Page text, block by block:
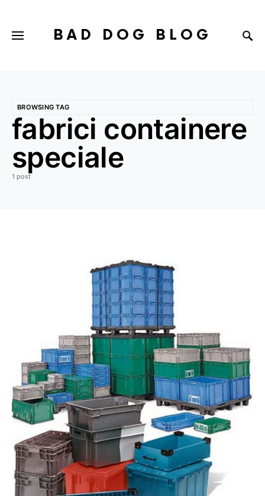
BAD DOG BLOG
BROWSING TAG
fabrici containere
speciale
1 post